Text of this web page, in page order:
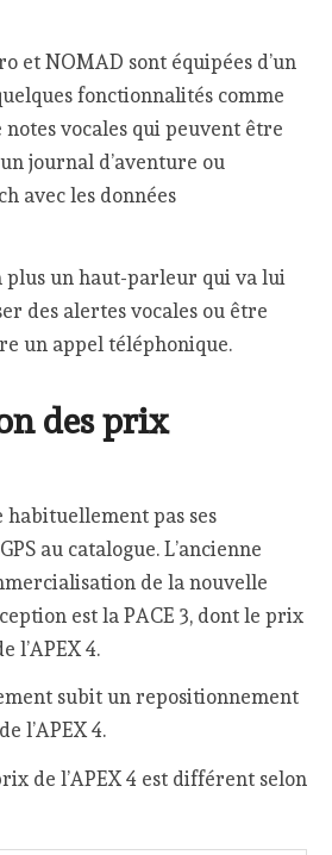
et NOMAD sont équipées d’un
fonctionnalités comme
vocales qui peuvent être
journal d’aventure ou
avec les données
plus un haut-parleur qui va lui
des alertes vocales ou être
un appel téléphonique.
des prix
habituellement pas ses
au catalogue. L’ancienne
de la nouvelle
est la PACE 3, dont le prix
l’APEX 4.
subit un repositionnement
l’APEX 4.
de l’APEX 4 est différent selon